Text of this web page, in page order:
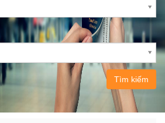
Tìm kiếm